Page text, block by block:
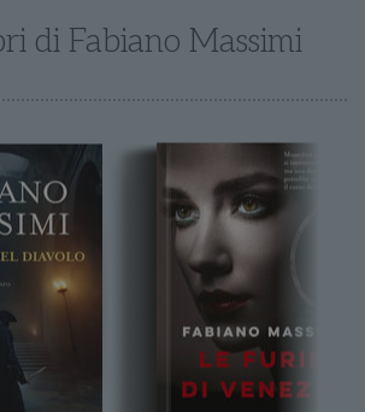
di Fabiano Massimi